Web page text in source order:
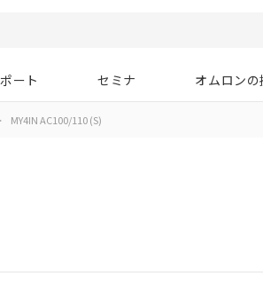
ート セミナ オムロン
MY4IN AC100/110 (S)